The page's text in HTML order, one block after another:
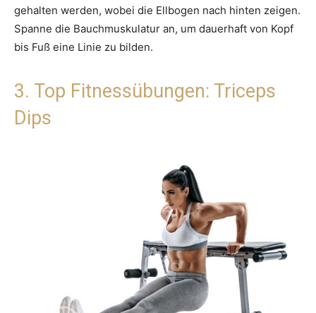
gehalten werden, wobei die Ellbogen nach hinten zeigen.
Spanne die Bauchmuskulatur an, um dauerhaft von Kopf
bis Fuß eine Linie zu bilden.
3. Top Fitnessübungen: Triceps
Dips